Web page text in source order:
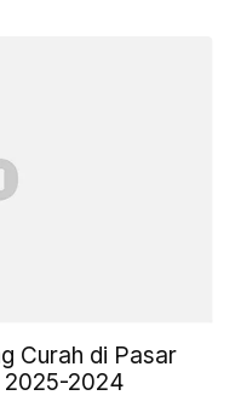
Curah di Pasar
2025-2024